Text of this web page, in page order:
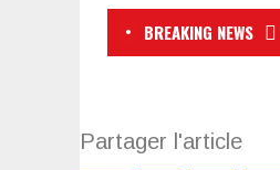
BREAKING NEWS
Partager l'article